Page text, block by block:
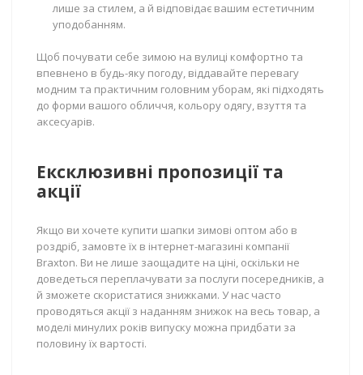
лише за стилем, а й відповідає вашим естетичним
уподобанням.
Щоб почувати себе зимою на вулиці комфортно та
впевнено в будь-яку погоду, віддавайте перевагу
модним та практичним головним уборам, які підходять
до форми вашого обличчя, кольору одягу, взуття та
аксесуарів.
Ексклюзивні пропозиції та
акції
Якщо ви хочете купити шапки зимові оптом або в
роздріб, замовте їх в інтернет-магазині компанії
Braxton. Ви не лише заощадите на ціні, оскільки не
доведеться переплачувати за послуги посередників, а
й зможете скористатися знижками. У нас часто
проводяться акції з наданням знижок на весь товар, а
моделі минулих років випуску можна придбати за
половину їх вартості.